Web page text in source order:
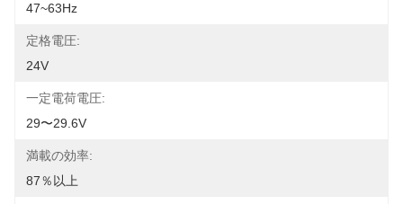
47~63Hz
定格電圧:
24V
一定電荷電圧:
29〜29.6V
満載の効率:
87％以上